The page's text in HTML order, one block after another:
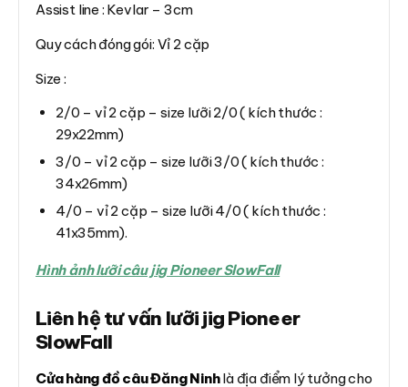
Assist line : Kevlar – 3cm
Quy cách đóng gói: Vỉ 2 cặp
Size :
2/0 – vỉ 2 cặp – size lưỡi 2/0 ( kích thước :
29x22mm)
3/0 – vỉ 2 cặp – size lưỡi 3/0 ( kích thước :
34x26mm)
4/0 – vỉ 2 cặp – size lưỡi 4/0 ( kích thước :
41x35mm).
Hình ảnh lưỡi câu jig Pioneer SlowFall
Liên hệ tư vấn lưỡi jig Pioneer
SlowFall
Cửa hàng đồ câu Đăng Ninhlà địa điểm lý tưởng cho